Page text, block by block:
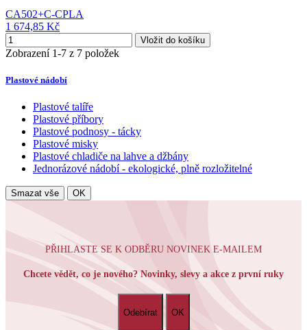
CA502+C-CPLA
1 674,85 Kč
Vložit do košíku
Zobrazení 1-7 z 7 položek
Plastové nádobí
Plastové talíře
Plastové příbory
Plastové podnosy - tácky
Plastové misky
Plastové chladiče na lahve a džbány
Jednorázové nádobí - ekologické, plně rozložitelné
Smazat vše OK
PŘIHLASTE SE K ODBĚRU NOVINEK E-MAILEM
Chcete vědět, co je nového? Novinky, slevy a akce z první ruky